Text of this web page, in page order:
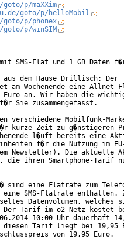
p/maXXim
goto/p/helloMobil
p/phonex
p/winSIM
SMS-Flat und 1 GB Daten
aus dem Hause Drillisch: Der
am Wochenende eine
Euro an. Wir haben die
Sie zusammengefasst.
verschiedene Mobilfunk-
kurze Zeit zu g�nstigeren
l�uft bereits eine
f�r die Nutzung im EU-
Newsletter). Die aktuelle
die ihren Smartphone-Tarif
sind eine Flatrate zum
SMS-Flatrate enthalten.
Datenvolumen,
Der Tarif im o2-Netz kostet
10:00 Uhr dauerhaft
diesen Tarif liegt bei 19,95
von 19,95 Euro.